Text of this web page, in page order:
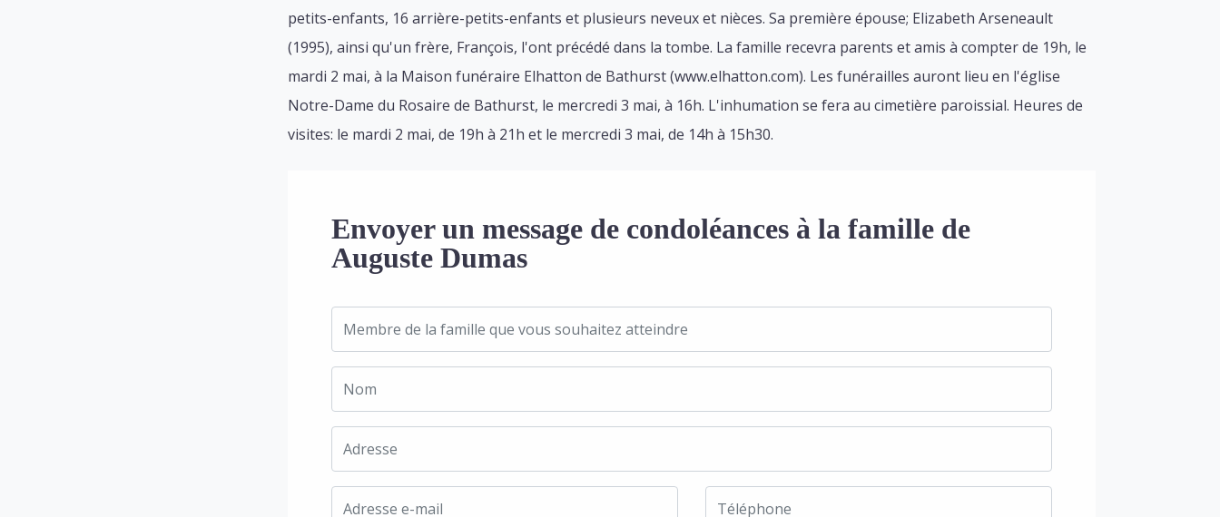
petits-enfants, 16 arrière-petits-enfants et plusieurs neveux et nièces. Sa première épouse; Elizabeth Arseneault
(1995), ainsi qu'un frère, François, l'ont précédé dans la tombe. La famille recevra parents et amis à compter de 19h, le
mardi 2 mai, à la Maison funéraire Elhatton de Bathurst (www.elhatton.com). Les funérailles auront lieu en l'église
Notre-Dame du Rosaire de Bathurst, le mercredi 3 mai, à 16h. L'inhumation se fera au cimetière paroissial. Heures de
visites: le mardi 2 mai, de 19h à 21h et le mercredi 3 mai, de 14h à 15h30.
Envoyer un message de condoléances à la famille de
Auguste Dumas